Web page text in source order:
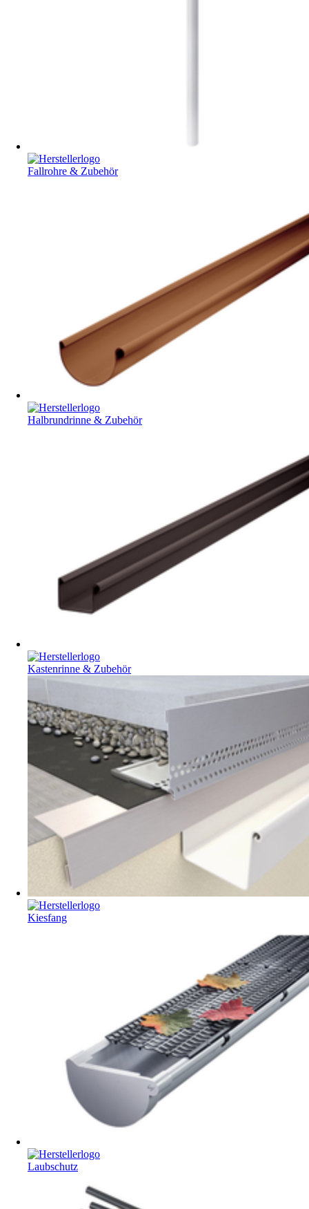
Fallrohre & Zubehör
Halbrundrinne & Zubehör
Kastenrinne & Zubehör
Kiesfang
Laubschutz